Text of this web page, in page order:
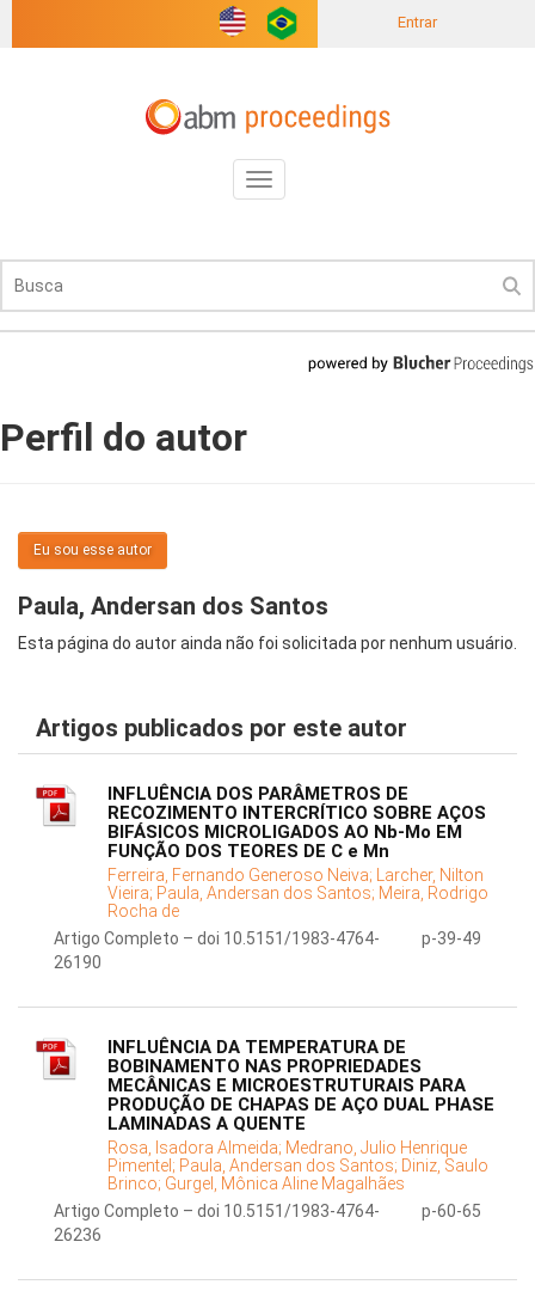
Entrar
Toggle
navigation
Perfil do autor
Eu sou esse autor
Paula, Andersan dos Santos
Esta página do autor ainda não foi solicitada por nenhum usuário.
Artigos publicados por este autor
INFLUÊNCIA DOS PARÂMETROS DE
RECOZIMENTO INTERCRÍTICO SOBRE AÇOS
BIFÁSICOS MICROLIGADOS AO Nb-Mo EM
FUNÇÃO DOS TEORES DE C e Mn
Ferreira, Fernando Generoso Neiva; Larcher, Nilton
Vieira; Paula, Andersan dos Santos; Meira, Rodrigo
Rocha de
Artigo Completo – doi 10.5151/1983-4764-
26190
p-39-49
INFLUÊNCIA DA TEMPERATURA DE
BOBINAMENTO NAS PROPRIEDADES
MECÂNICAS E MICROESTRUTURAIS PARA
PRODUÇÃO DE CHAPAS DE AÇO DUAL PHASE
LAMINADAS A QUENTE
Rosa, Isadora Almeida; Medrano, Julio Henrique
Pimentel; Paula, Andersan dos Santos; Diniz, Saulo
Brinco; Gurgel, Mônica Aline Magalhães
Artigo Completo – doi 10.5151/1983-4764-
26236
p-60-65